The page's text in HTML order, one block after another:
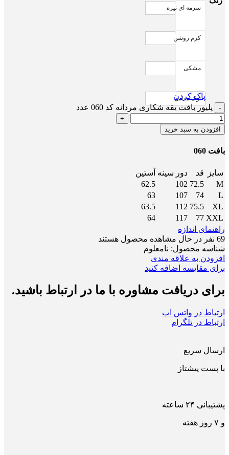
سرمه ای تیره
کرم روشن
مشکی
نوک مدادی
پاک کردن
پلیور بافت یقه شکاری مردانه کد 060 عدد
افزودن به سبد خرید
بافت 060
سایز قد دور سینه آستین
M
72.5
102
62.5
L
74
107
63
XL
75.5
112
63.5
XXL
77
117
64
راهنمای اندازه
69 نفر در حال مشاهده محصول هستند
شناسه محصول: نامعلوم
افزودن به علاقه مندی
برای مقایسه اضافه کنید
برای دریافت مشاوره با ما در ارتباط باشید.
ارتباط در واتس اپ
ارتباط در تلگرام
ارسال سریع
با پست پیشتاز
پشتیبانی ۲۴ ساعته
و ۷ روز هفته